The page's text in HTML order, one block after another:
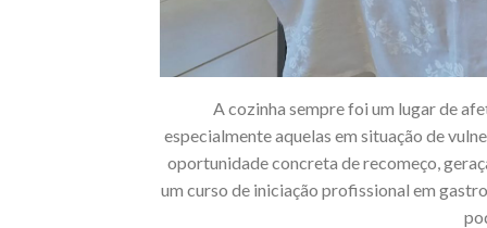
A cozinha sempre foi um lugar de
especialmente aquelas em situação de
oportunidade concreta de recomeço,
um curso de iniciação profissional em